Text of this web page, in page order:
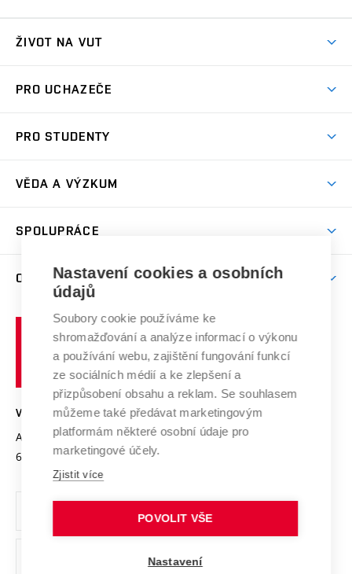
ŽIVOT NA VUT
Koleje
Sport na VUT
PRO UCHAZEČE
Dny otevřených dveří
Celoživotní vzdělávání
E-přihláška
PRO STUDENTY
Harmonogram akademického roku
Závěrečné práce
Doktorské studium
Zpracování osobních údajů studentů
Sociální bezpečí
Studium bez bariér
Podpora podnikání
VĚDA A VÝZKUM
Mezinárodní vědecká rada
Systém zajišťování kvality výzkumu
Výzkumné infrastruktury
Transfer znalostí
Open Science
Projekty
Projekty ze strukturálních fondů
Specifický výzkum
SPOLUPRÁCE
Firemní spolupráce
Zahraniční spolupráce
Spolupráce se školami
Mezinárodní dohody
Univerzitní sítě
O UNIVERZITĚ
Profil univerzity
Udržitelná univerzita
Podnikavá univerzita / ContriBUTe
Bezpečná univerzita
Vyznamenání
Organizační struktura
Ochrana osobních údajů
učení
technické
Brně
VYSOKÉ UČENÍ TECHNICKÉ V BRNĚ
Antonínská 548/1
602 00 Brno
www.vut.cz
vut@vutbr.cz
Nastavení cookies a osobních
údajů
Soubory cookie používáme ke
shromažďování a analýze informací o výkonu
a používání webu, zajištění fungování funkcí
ze sociálních médií a ke zlepšení a
přizpůsobení obsahu a reklam. Se souhlasem
můžeme také předávat marketingovým
platformám některé osobní údaje pro
marketingové účely.
Zjistit více
POVOLIT VŠE
Nastavení